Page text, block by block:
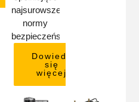
najsurowsze
normy
bezpieczeństwa.
Dowiedz
się
więcej